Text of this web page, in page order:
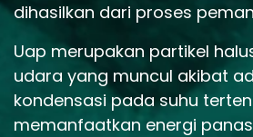
dihasilkan dari proses
Uap merupakan partikel
udara yang muncul akibat
kondensasi pada suhu
memanfaatkan energi